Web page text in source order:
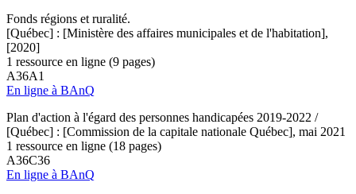
Fonds régions et ruralité.
[Québec] : [Ministère des affaires municipales et de l'habitation],
[2020]
1 ressource en ligne (9 pages)
A36A1
En ligne à BAnQ
Plan d'action à l'égard des personnes handicapées 2019-2022 /
[Québec] : [Commission de la capitale nationale Québec], mai 2021
1 ressource en ligne (18 pages)
A36C36
En ligne à BAnQ